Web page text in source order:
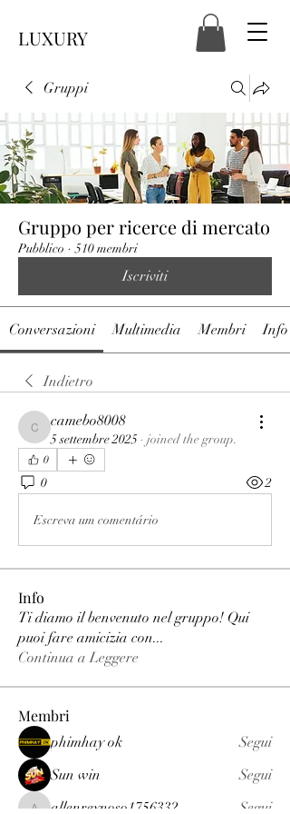
LUXURY
Gruppi
Gruppo per ricerce di mercato
Pubblico · 510 membri
Iscriviti
Conversazioni Multimedia Membri Info
Indietro
camebo8008
camebo8008
5 settembre 2025 · joined the group.
0
0 2
Escreva um comentário
Info
Ti diamo il benvenuto nel gruppo! Qui
puoi fare amicizia con...
Continua a Leggere
Membri
phimhay ok
Segui
Sun win
Segui
allenreynoso1756332 Segui